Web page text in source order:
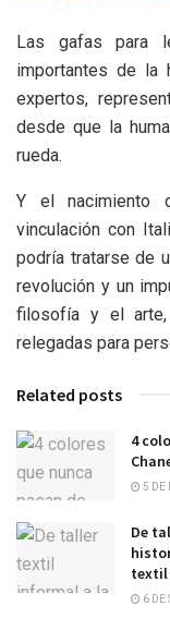
Las gafas para
importantes de la
expertos,
desde que la
rueda.
Y el nacimiento
vinculación con
podría tratarse de
revolución y un
filosofía y el arte,
relegadas para
Related posts
4
5 DE
De
textil
6 DE